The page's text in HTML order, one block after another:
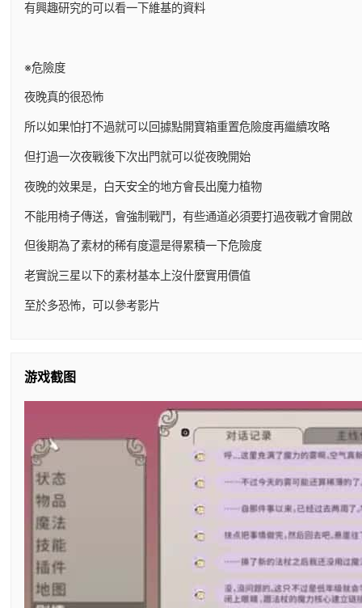
有興趣研究的可以看一下維基的資料
※危險度
夜晚真的很恐怖
所以如果怕打不過就可以回據點開寶箱重置危險度再繼續攻略
但打過一次夜戰後下次出門就可以從夜晚開始
夜晚的效果是，白天安全的地方會長出魔力植物
不能用椅子傳送，會強制戰鬥，有些通道必須要打過夜戰才會開啟
但後期為了素材的稀有度還是得累積一下危險度
老實說三星以下的素材基本上沒什麼實用價值
至於多恐怖，可以參考影片
游戏截图